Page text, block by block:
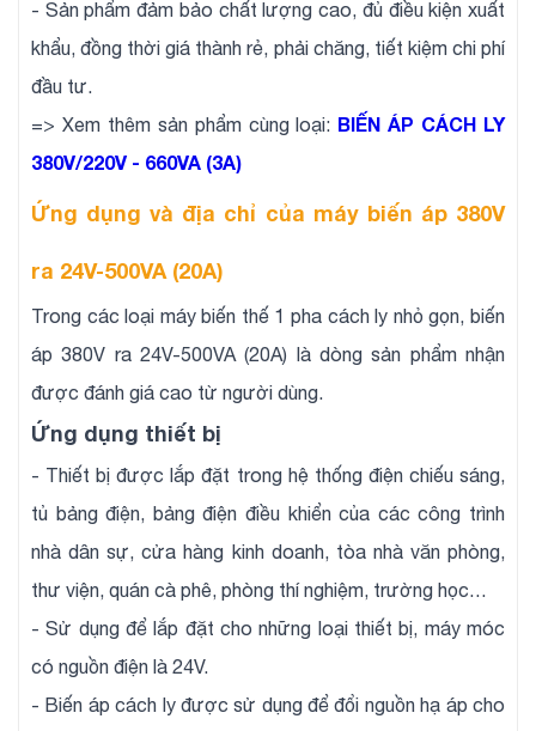
- Sản phẩm đảm bảo chất lượng cao, đủ điều kiện xuất
khẩu, đồng thời giá thành rẻ, phải chăng, tiết kiệm chi phí
đầu tư.
=> Xem thêm sản phẩm cùng loại: BIẾN ÁP CÁCH LY
380V/220V - 660VA (3A)
Ứng dụng và địa chỉ của máy biến áp 380V
ra 24V-500VA (20A)
Trong các loại máy biến thế 1 pha cách ly nhỏ gọn, biến
áp 380V ra 24V-500VA (20A) là dòng sản phẩm nhận
được đánh giá cao từ người dùng.
Ứng dụng thiết bị
- Thiết bị được lắp đặt trong hệ thống điện chiếu sáng,
tủ bảng điện, bảng điện điều khiển của các công trình
nhà dân sự, cửa hàng kinh doanh, tòa nhà văn phòng,
thư viện, quán cà phê, phòng thí nghiệm, trường học…
- Sử dụng để lắp đặt cho những loại thiết bị, máy móc
có nguồn điện là 24V.
- Biến áp cách ly được sử dụng để đổi nguồn hạ áp cho